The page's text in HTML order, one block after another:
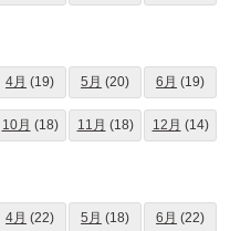
4月 (19) 5月 (20) 6月 (19)
10月 (18) 11月 (18) 12月 (14)
4月 (22) 5月 (18) 6月 (22)